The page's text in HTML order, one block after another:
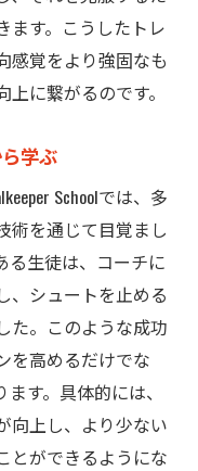
改善
ます。こうしたトレ
感覚をより強固なも
に繋がるのです。
学ぶ
Schoolでは、多
術を通じて目覚まし
る生徒は、コーチに
、シュートを止める
た。このような成功
を高めるだけでな
す。具体的には、
向上し、より少ない
とができるようにな